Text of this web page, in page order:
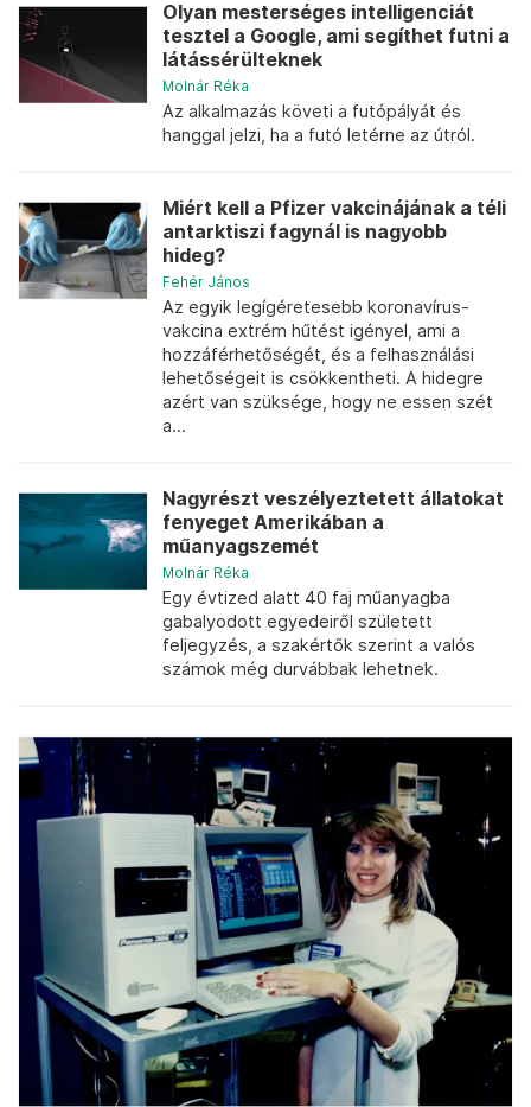
Olyan mesterséges intelligenciát
tesztel a Google, ami segíthet futni a
látássérülteknek
Molnár Réka
Az alkalmazás követi a futópályát és
hanggal jelzi, ha a futó letérne az útról.
Miért kell a Pfizer vakcinájának a téli
antarktiszi fagynál is nagyobb
hideg?
Fehér János
Az egyik legígéretesebb koronavírus-
vakcina extrém hűtést igényel, ami a
hozzáférhetőségét, és a felhasználási
lehetőségeit is csökkentheti. A hidegre
azért van szüksége, hogy ne essen szét
a...
Nagyrészt veszélyeztetett állatokat
fenyeget Amerikában a
műanyagszemét
Molnár Réka
Egy évtized alatt 40 faj műanyagba
gabalyodott egyedeiről született
feljegyzés, a szakértők szerint a valós
számok még durvábbak lehetnek.